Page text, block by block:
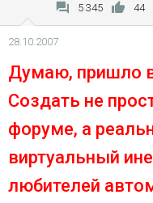
5 345 44
28.10.2007
Думаю, пришло
Создать не
форуме, а
виртуальный
любителей